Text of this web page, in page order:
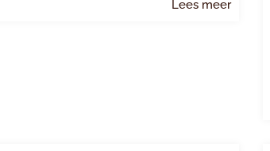
Lees meerLees